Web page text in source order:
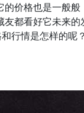
的价格也是一般
友都看好它未来的
行情是怎样的呢